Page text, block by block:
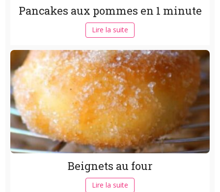
Pancakes aux pommes en 1 minute
Lire la suite
Beignets au four
Lire la suite